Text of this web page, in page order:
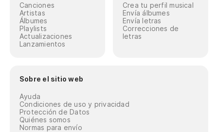
Canciones
Artistas
Álbumes
Playlists
Actualizaciones
Lanzamientos
Crea tu perfil musical
Envía álbumes
Envía letras
Correcciones de
letras
Sobre el sitio web
Ayuda
Condiciones de uso y privacidad
Protección de Datos
Quiénes somos
Normas para envío